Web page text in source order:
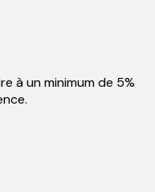
à un minimum de 5%